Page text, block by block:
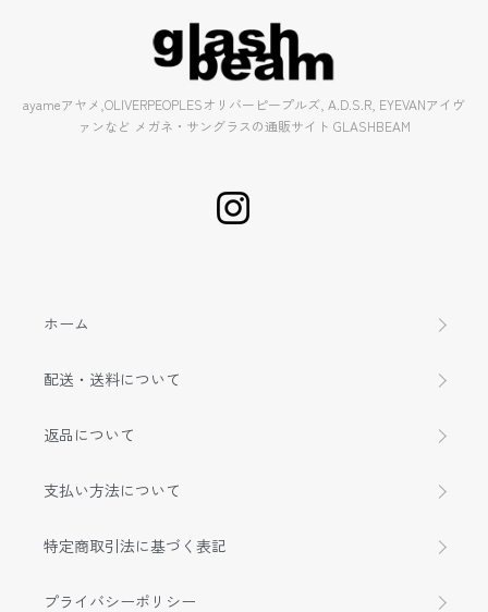
ayameアヤメ,OLIVERPEOPLESオリバーピープルズ, A.D.S.R, EYEVANアイヴ
ァンなど メガネ・サングラスの通販サイト GLASHBEAM
ホーム
配送・送料について
返品について
支払い方法について
特定商取引法に基づく表記
プライバシーポリシー